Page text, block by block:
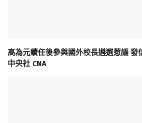
高為元續任後參與國外校長遴選惹議 發
中央社 CNA